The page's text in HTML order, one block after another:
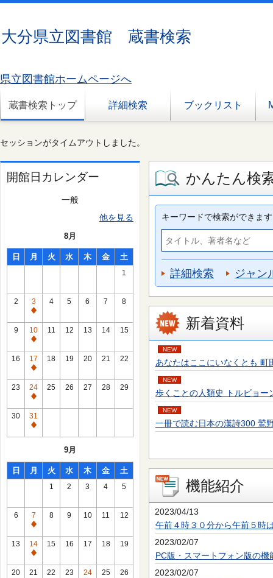
大分県立図書館 蔵書検索
県立図書館ホームページへ
蔵書検索トップ 詳細検索 ブックリスト
セッションがタイムアウトしました。
開館日カレンダー
一般
他を見る
8月
日 月 火 水 木 金 土
1
2
3
通
常
休
館
日
4 5 6 7 8
9
10
通
常
休
館
日
11 12 13 14 15
16
17
通
常
休
館
日
18 19 20 21 22
23
24
通
常
休
館
25 26 27 28 29
30
31
通
館
日
9月
日 月 火 水 木 金 土
1 2 3 4 5
6
7
通
常
休
館
8 9 10 11 12
13
14
通
常
15 16 17 18 19
20 21 22 23
24
25 26
かんたん検
キーワードで検索ができます
詳細検索 ジャン
新着資料
NEW
あなたはここにいなくとも
NEW
歩くことの人類史 トルビョ
NEW
一冊で読む日本の漢詩300 鷲
機能紹介
2023/04/13
午前４時３０分から午前５時
2023/02/07
PC版・スマートフォン版の機
2023/02/07